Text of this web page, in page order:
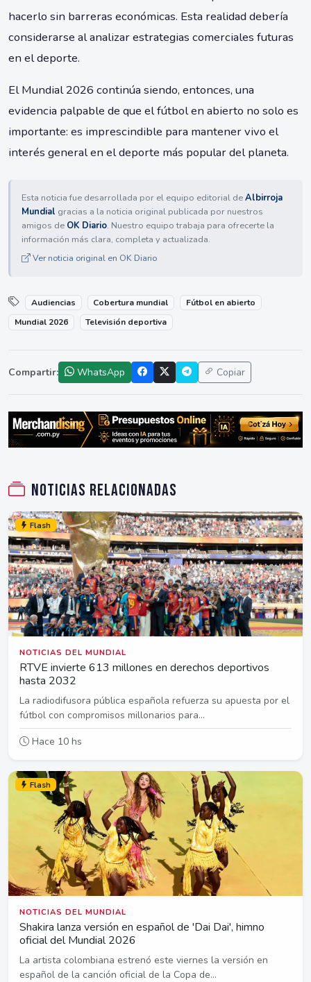
hacerlo sin barreras económicas. Esta realidad debería
considerarse al analizar estrategias comerciales futuras
en el deporte.
El Mundial 2026 continúa siendo, entonces, una
evidencia palpable de que el fútbol en abierto no solo es
importante: es imprescindible para mantener vivo el
interés general en el deporte más popular del planeta.
Esta noticia fue desarrollada por el equipo editorial deAlbirroja
Mundial gracias a la noticia original publicada por nuestros
amigos de OK Diario. Nuestro equipo trabaja para ofrecerte la
información más clara, completa y actualizada.
Ver noticia original en OK Diario
Audiencias Cobertura mundial
Fútbol en abierto
Mundial 2026
Televisión deportiva
Compartir: WhatsApp Copiar
Noticias relacionadas
Flash
NOTICIAS DEL MUNDIAL
RTVE invierte 613 millones en derechos deportivos
hasta 2032
La radiodifusora pública española refuerza su apuesta por el
fútbol con compromisos millonarios para...
Hace 10 hs
Flash
NOTICIAS DEL MUNDIAL
Shakira lanza versión en español de 'Dai Dai', himno
oficial del Mundial 2026
La artista colombiana estrenó este viernes la versión en
español de la canción oficial de la Copa de...